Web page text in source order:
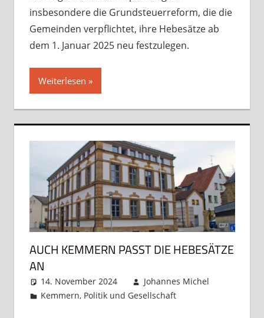
insbesondere die Grundsteuerreform, die die
Gemeinden verpflichtet, ihre Hebesätze ab
dem 1. Januar 2025 neu festzulegen.
Weiterlesen
AUCH KEMMERN PASST DIE HEBESÄTZE
AN
14. November 2024
Johannes Michel
Kemmern, Politik und Gesellschaft